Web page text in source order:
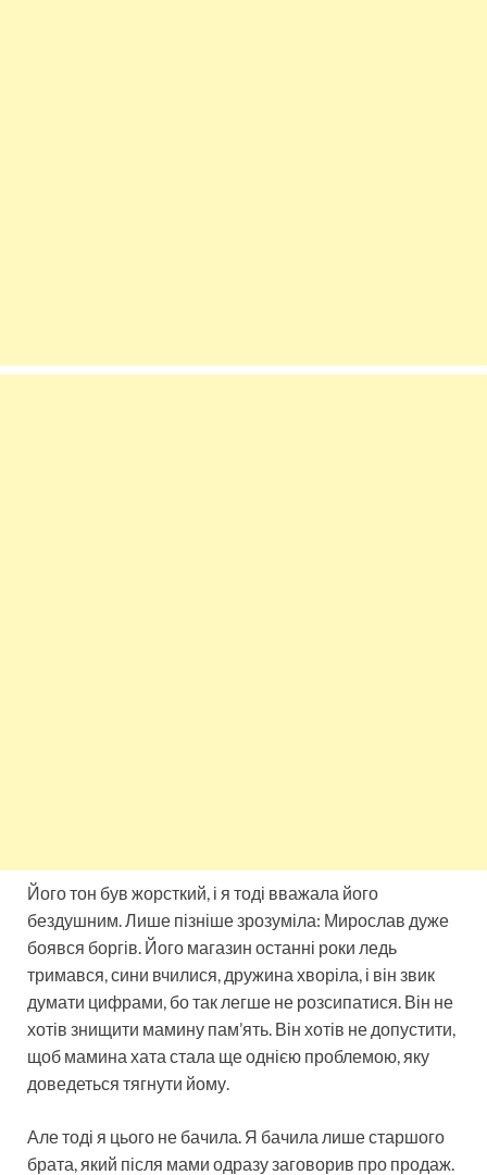
Його тон був жорсткий, і я тоді вважала його
бездушним. Лише пізніше зрозуміла: Мирослав дуже
боявся боргів. Його магазин останні роки ледь
тримався, сини вчилися, дружина хворіла, і він звик
думати цифрами, бо так легше не розсипатися. Він не
хотів знищити мамину пам’ять. Він хотів не допустити,
щоб мамина хата стала ще однією проблемою, яку
доведеться тягнути йому.
Але тоді я цього не бачила. Я бачила лише старшого
брата, який після мами одразу заговорив про продаж.